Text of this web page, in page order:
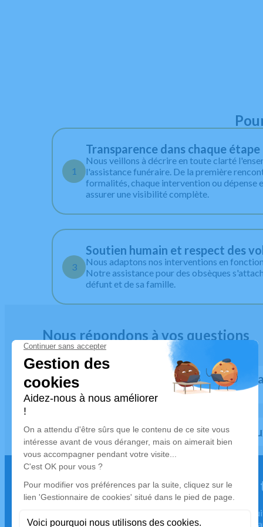
1
Transparence dans chaque étape
Nous veillons à décrire en toute clarté
l'assistance funéraire. De la première
formalités, chaque intervention ou dépense
assurer une visibilité complète.
3
Soutien humain et respect des
Nous adaptons nos interventions en
Notre assistance pour des obsèques
défunt et de sa famille.
Nous répondons à vos questions
À quel moment faut-il contacter une
funèbres ?
Comment obtenir une assistance
Quelles formalités pour
Nous restons à votre écoute
urgence décès, 24h sur 24.
En cas de décès, nous sommes à votre écoute jour et
vous accompagne immédiatement pour organiser le